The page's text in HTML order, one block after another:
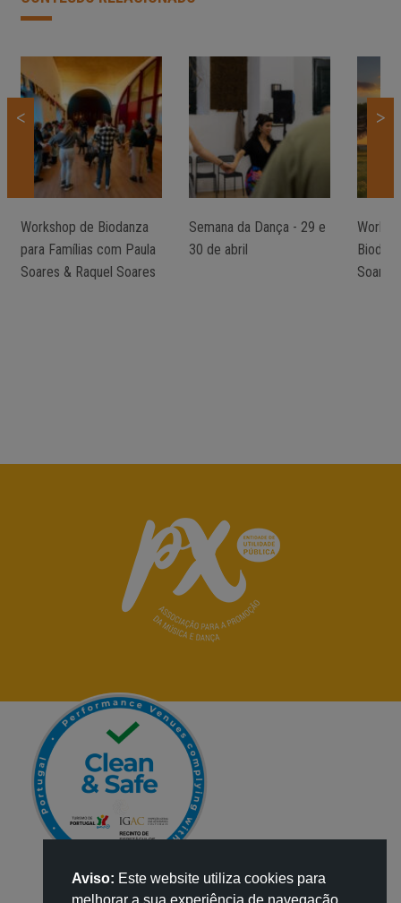
< >
Workshop de Biodanza
para Famílias com Paula
Soares & Raquel Soares
Semana da Dança - 29 e
30 de abril
Soares
Aviso: Este website utiliza cookies para